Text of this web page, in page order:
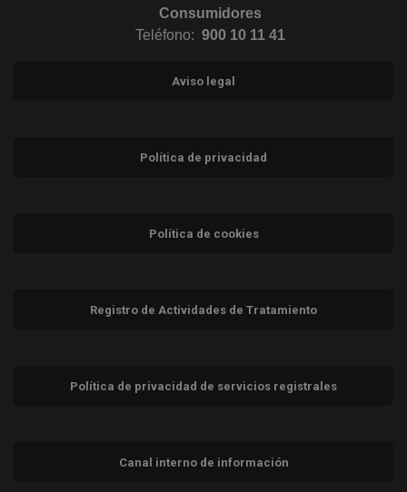
Consumidores
Teléfono: 900 10 11 41
Aviso legal
Política de privacidad
Política de cookies
Registro de Actividades de Tratamiento
Política de privacidad de servicios registrales
Canal interno de información